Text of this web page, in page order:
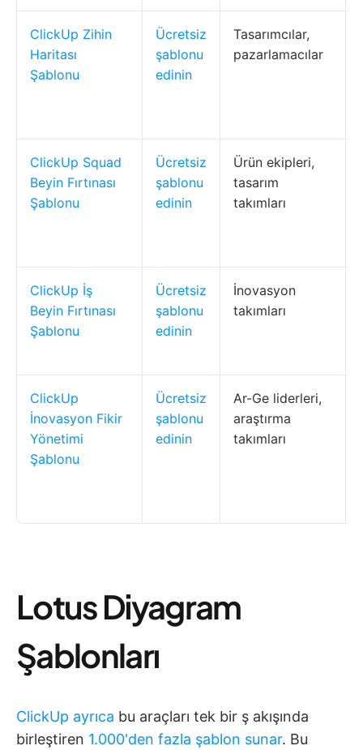
ClickUp Zihin
Haritası
Şablonu
Ücretsiz
şablonu
edinin
Tasarımcılar,
pazarlamacılar
ClickUp Squad
Beyin Fırtınası
Şablonu
Ücretsiz
şablonu
edinin
Ürün ekipleri,
tasarım
takımları
ClickUp İş
Beyin Fırtınası
Şablonu
Ücretsiz
şablonu
edinin
İnovasyon
takımları
ClickUp
İnovasyon Fikir
Yönetimi
Şablonu
Ücretsiz
şablonu
edinin
Ar-Ge liderleri,
araştırma
takımları
Lotus Diyagram
Şablonları
ClickUp ayrıca bu araçları tek bir ş akışında
birleştiren 1.000'den fazla şablon sunar. Bu